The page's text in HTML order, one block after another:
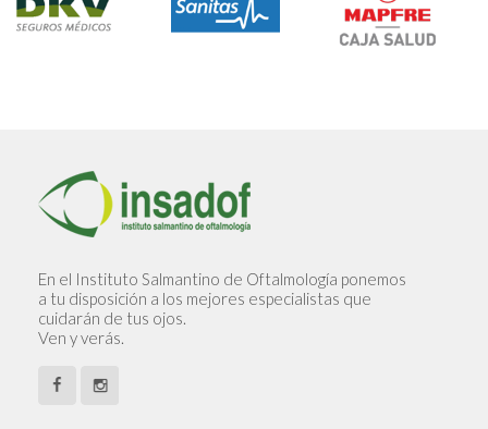
En el Instituto Salmantino de Oftalmología ponemos
a tu disposición a los mejores especialistas que
cuidarán de tus ojos.
Ven y verás.